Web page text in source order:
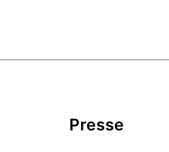
Presse